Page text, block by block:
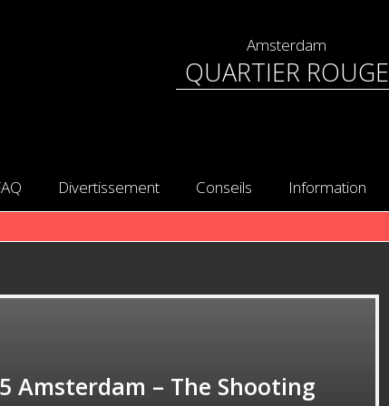
Amsterdam
QUARTIER ROUGE
Divertissement Conseils Information
Amsterdam – The Shooting